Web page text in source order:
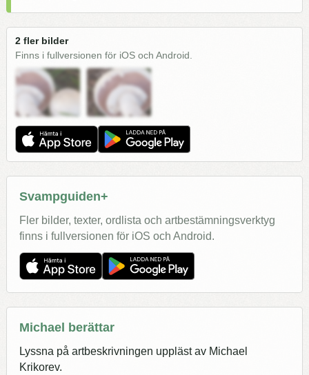
2 fler bilder
Finns i fullversionen för iOS och Android.
Svampguiden+
Fler bilder, texter, ordlista och artbestämningsverktyg
finns i fullversionen för iOS och Android.
Michael berättar
Lyssna på artbeskrivningen uppläst av Michael
Krikorev.